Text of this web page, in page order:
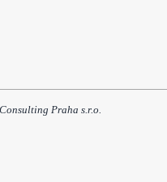
Praha s.r.o.